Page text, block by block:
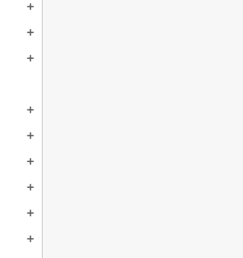
add
add
add
add
add
add
add
add
add